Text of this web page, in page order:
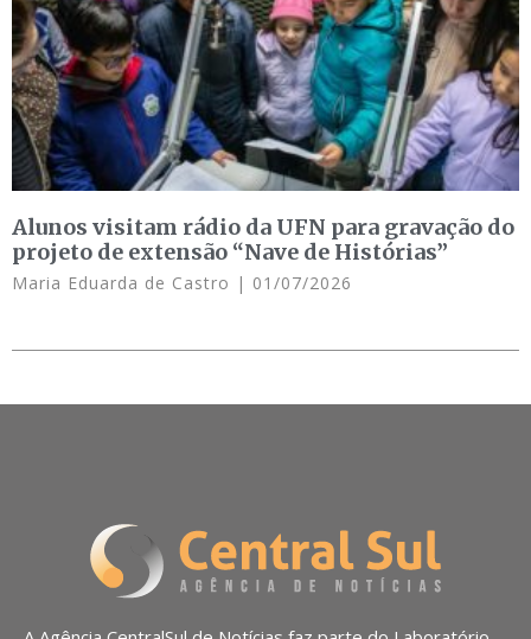
Alunos visitam rádio da UFN para gravação do
projeto de extensão “Nave de Histórias”
Maria Eduarda de Castro 01/07/2026